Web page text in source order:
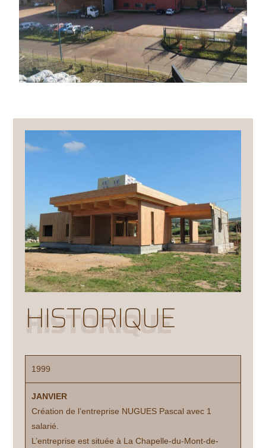
HISTORIQUE
HISTORIQUE
1999
JANVIER
Création de l’entreprise NUGUES Pascal avec 1
salarié.
L’entreprise est située à La Chapelle-du-Mont-de-